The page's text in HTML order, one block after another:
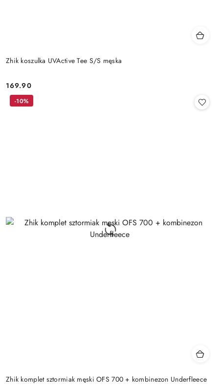
Zhik koszulka UVActive Tee S/S męska
Cena:
169.90
Zhik komplet sztormiak męski OFS 700 + kombinezon Underfleece
-10%